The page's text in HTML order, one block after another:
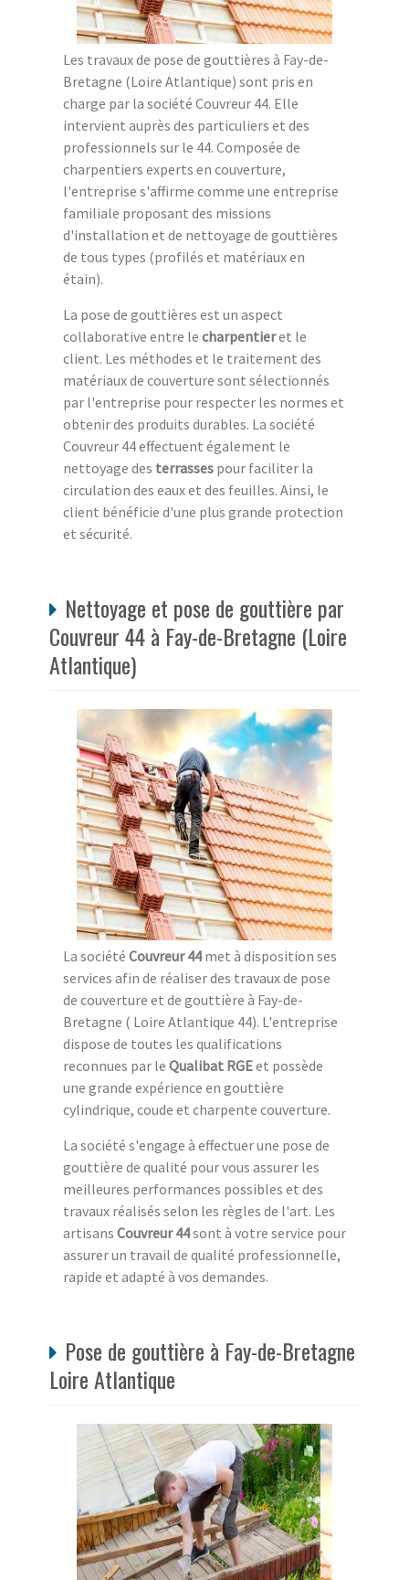
Les travaux de pose de gouttières à Fay-de-
Bretagne (Loire Atlantique) sont pris en
charge par la société Couvreur 44. Elle
intervient auprès des particuliers et des
professionnels sur le 44. Composée de
charpentiers experts en couverture,
l'entreprise s'affirme comme une entreprise
familiale proposant des missions
d'installation et de nettoyage de gouttières
de tous types (profilés et matériaux en
étain).
La pose de gouttières est un aspect
collaborative entre le charpentieret le
client. Les méthodes et le traitement des
matériaux de couverture sont sélectionnés
par l'entreprise pour respecter les normes et
obtenir des produits durables. La société
Couvreur 44 effectuent également le
nettoyage des terrasses pour faciliter la
circulation des eaux et des feuilles. Ainsi, le
client bénéficie d'une plus grande protection
et sécurité.
Nettoyage et pose de gouttière par
Couvreur 44 à Fay-de-Bretagne (Loire
Atlantique)
La société Couvreur 44met à disposition ses
services afin de réaliser des travaux de pose
de couverture et de gouttière à Fay-de-
Bretagne ( Loire Atlantique 44). L'entreprise
dispose de toutes les qualifications
reconnues par le Qualibat RGEet possède
une grande expérience en gouttière
cylindrique, coude et charpente couverture.
La société s'engage à effectuer une pose de
gouttière de qualité pour vous assurer les
meilleures performances possibles et des
travaux réalisés selon les règles de l'art. Les
artisans Couvreur 44sont à votre service pour
assurer un travail de qualité professionnelle,
rapide et adapté à vos demandes.
Pose de gouttière à Fay-de-Bretagne
Loire Atlantique